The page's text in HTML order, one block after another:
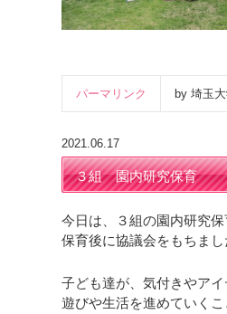
パーマリンク by 埼玉
2021.06.17
３組 園内研究保育
今日は、３組の園内研究
保育後に協議会をもちまし
子ども達が、気付きやア
遊びや生活を進めていく